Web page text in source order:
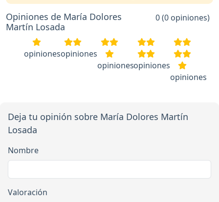
Opiniones de María Dolores
Martín Losada
0 (0 opiniones)
opinionesopiniones
opinionesopiniones
opiniones
Deja tu opinión sobre María Dolores Martín
Losada
Nombre
Valoración